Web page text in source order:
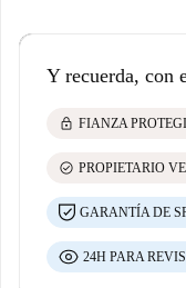
Y recuerda, con
lock FIANZA
check_circle PROPIETARIO
GARANTÍA DE
24H PARA